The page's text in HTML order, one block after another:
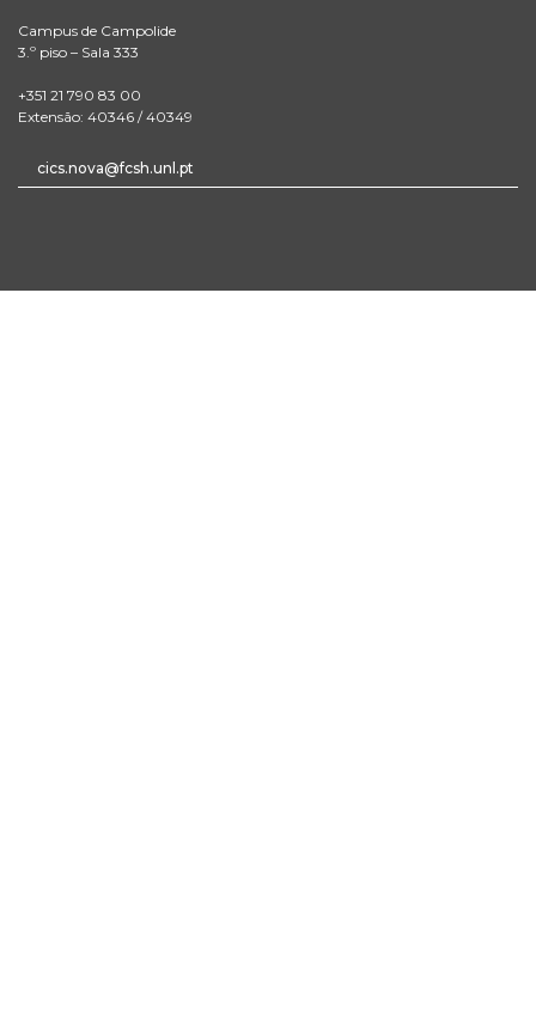
Campus de Campolide
3.º piso – Sala 333
+351 21 790 83 00
Extensão: 40346 / 40349
cics.nova@fcsh.unl.pt